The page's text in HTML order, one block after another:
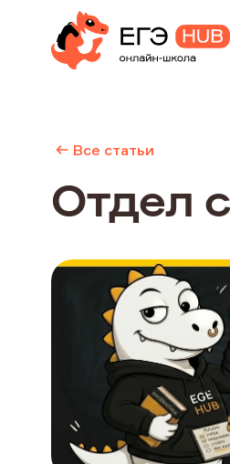
Все статьи
Отдел